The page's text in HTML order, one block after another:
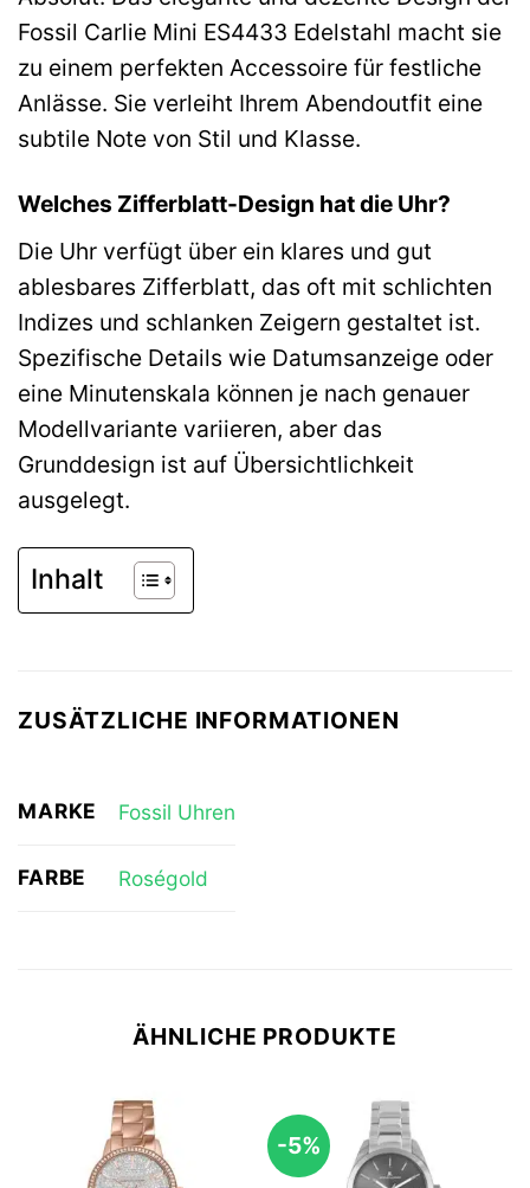
Fossil Carlie Mini ES4433 Edelstahl macht sie
zu einem perfekten Accessoire für festliche
Anlässe. Sie verleiht Ihrem Abendoutfit eine
subtile Note von Stil und Klasse.
Welches Zifferblatt-Design hat die Uhr?
Die Uhr verfügt über ein klares und gut
ablesbares Zifferblatt, das oft mit schlichten
Indizes und schlanken Zeigern gestaltet ist.
Spezifische Details wie Datumsanzeige oder
eine Minutenskala können je nach genauer
Modellvariante variieren, aber das
Grunddesign ist auf Übersichtlichkeit
ausgelegt.
Inhalt
ZUSÄTZLICHE INFORMATIONEN
MARKE Fossil Uhren
FARBE Roségold
ÄHNLICHE PRODUKTE
-5%